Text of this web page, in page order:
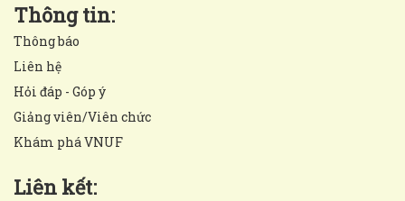
Thông tin:
Thông báo
Liên hệ
Hỏi đáp - Góp ý
Giảng viên/Viên chức
Khám phá VNUF
Liên kết: